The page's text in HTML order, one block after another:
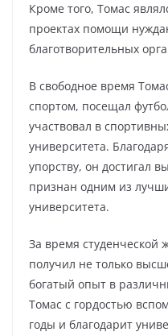
Кроме того, Томас
проектах помощи
благотворительных
В свободное время
спортом, посещал
участвовал в
университета.
упорству, он достигал
признан одним из
университета.
За время студенческой
получил не только
богатый опыт в
Томас с гордостью
годы и благодарит